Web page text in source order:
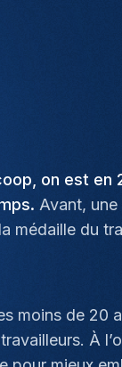
on est
Avant,
médaille du
moins de 20
À